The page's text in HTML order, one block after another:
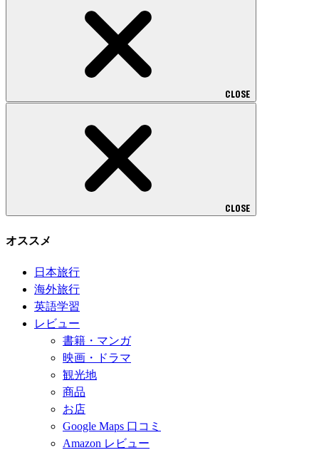
CLOSE
CLOSE
オススメ
日本旅行
海外旅行
英語学習
レビュー
書籍・マンガ
映画・ドラマ
観光地
商品
お店
Google Maps 口コミ
Amazon レビュー